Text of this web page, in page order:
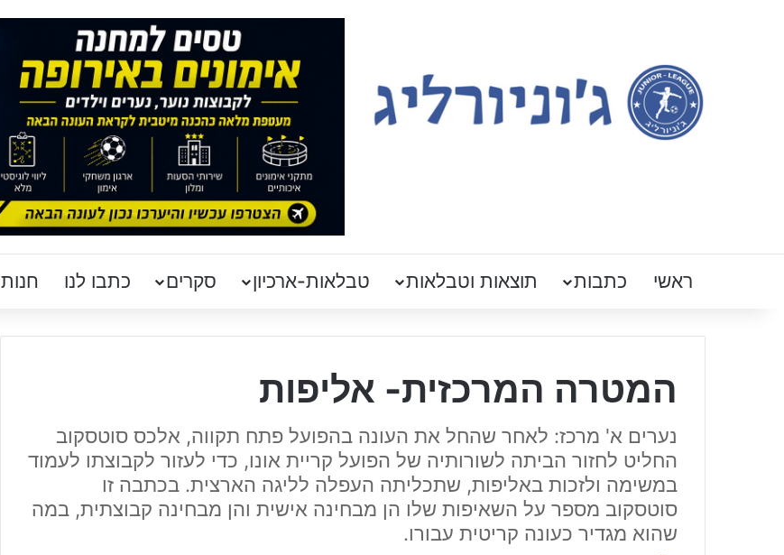
ראשי כתבות תוצאות וטבלאות טבלאות-ארכיון סקרים כתבו לנו חנות
המטרה המרכזית- אליפות
נערים א' מרכז: לאחר שהחל את העונה בהפועל פתח תקווה, אלכס סוטסקוב
החליט לחזור הביתה לשורותיה של הפועל קריית אונו, כדי לעזור לקבוצתו לעמוד
במשימה ולזכות באליפות, שתכליתה העפלה לליגה הארצית. בכתבה זו
סוטסקוב מספר על השאיפות שלו הן מבחינה אישית והן מבחינה קבוצתית, במה
שהוא מגדיר כעונה קריטית עבורו.